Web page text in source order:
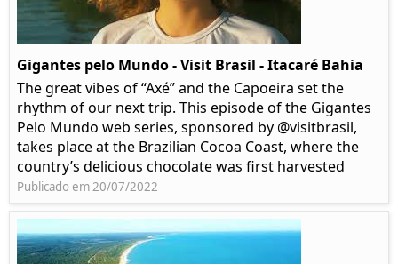
Gigantes pelo Mundo - Visit Brasil - Itacaré Bahia
The great vibes of “Axé” and the Capoeira set the
rhythm of our next trip. This episode of the Gigantes
Pelo Mundo web series, sponsored by @visitbrasil,
takes place at the Brazilian Cocoa Coast, where the
country’s delicious chocolate was first harvested
Publicado em 20/07/2022